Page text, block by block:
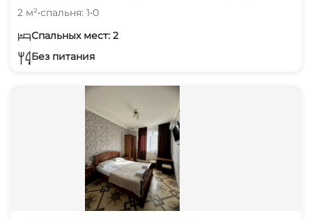
2 м²•спальня: 1•0
Спальных мест: 2
Без питания